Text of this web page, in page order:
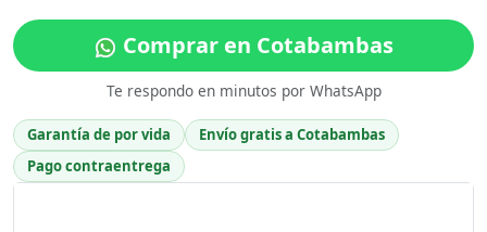
Comprar en Cotabambas
Te respondo en minutos por WhatsApp
Garantía de por vida
Envío gratis a Cotabambas
Pago contraentrega